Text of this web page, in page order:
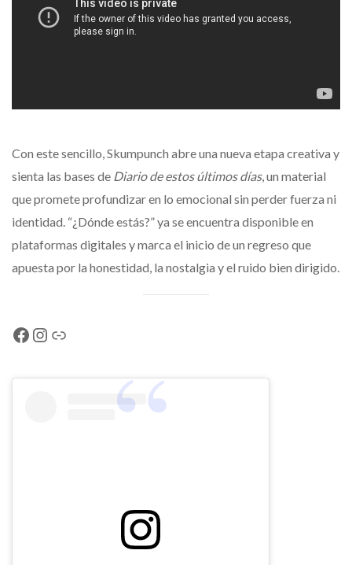
Con este sencillo, Skumpunch abre una nueva etapa creativa y
sienta las bases de Diario de estos últimos días, un material
que promete profundizar en lo emocional sin perder fuerza ni
identidad. “¿Dónde estás?” ya se encuentra disponible en
plataformas digitales y marca el inicio de un regreso que
apuesta por la honestidad, la nostalgia y el ruido bien dirigido.
Facebook
Instagram
Link